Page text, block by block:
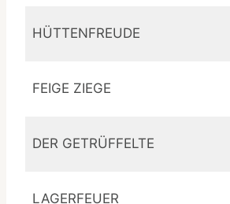
HÜTTENFREUDE
FEIGE ZIEGE
DER GETRÜFFELTE
LAGERFEUER